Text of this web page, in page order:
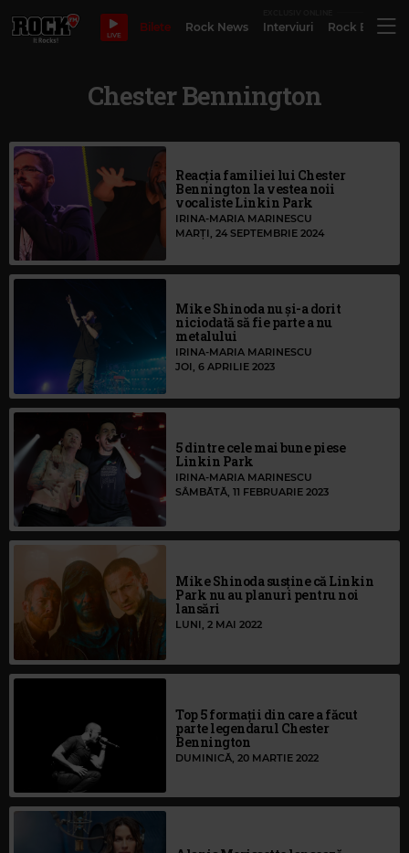
LIVE
Bilete Rock News Interviuri Rock
Chester Bennington
Reacția familiei lui Chester
Bennington la vestea noii
vocaliste Linkin Park
IRINA-MARIA MARINESCU
MARȚI, 24 SEPTEMBRIE 2024
Mike Shinoda nu și-a dorit
niciodată să fie parte a nu
metalului
IRINA-MARIA MARINESCU
JOI, 6 APRILIE 2023
5 dintre cele mai bune piese
Linkin Park
IRINA-MARIA MARINESCU
SÂMBĂTĂ, 11 FEBRUARIE 2023
Mike Shinoda susține că Linkin
Park nu au planuri pentru noi
lansări
LUNI, 2 MAI 2022
Top 5 formații din care a făcut
parte legendarul Chester
Bennington
DUMINICĂ, 20 MARTIE 2022